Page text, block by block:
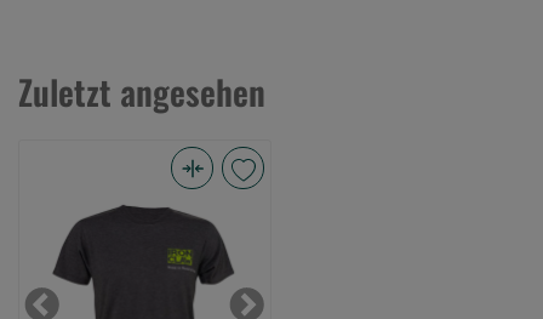
Zuletzt angesehen
Shirt
Non-